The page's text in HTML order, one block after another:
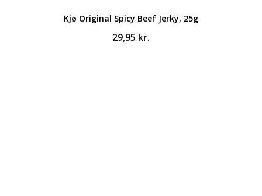
Kjø Original Spicy Beef Jerky, 25g
29,95 kr.